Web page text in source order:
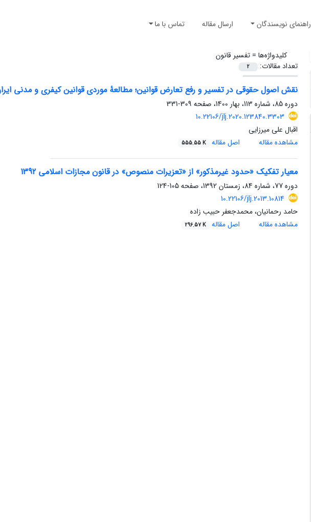
راهنمای نویسندگان ارسال مقاله تماس با ما
کلیدواژه‌ها =تفسیر قانون
تعداد مقالات:
2
نقش اصول حقوقی در تفسیر و رفع تعارض قوانین؛ مطالعۀ موردی قوانین کیفری و مدنی
دوره 85، شماره 113، بهار 1400، صفحه
309-331
10.22106/jlj.2020.123840.3303
اقبال علی میرزایی
مشاهده مقاله
اصل مقاله 555.55 K
معیار تفکیک «حدود غیرمذکور» از «تعزیرات منصوص» در قانون مجازات اسلامی 1392
دوره 77، شماره 84، زمستان 1392، صفحه
105-124
10.22106/jlj.2013.10814
حامد رحمانیان، محمدجعفر حبیب زاده
مشاهده مقاله
اصل مقاله 296.57 K